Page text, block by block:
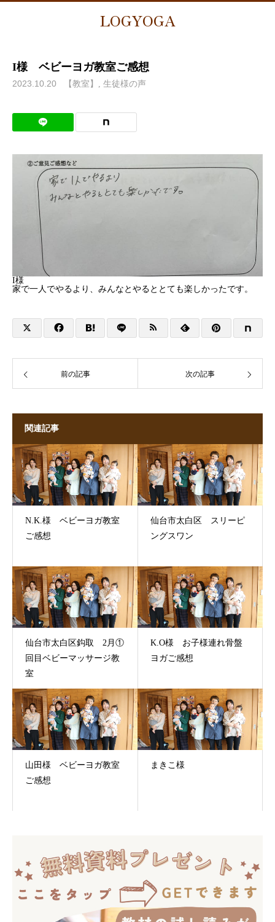
LOGYOGA
I様 ベビーヨガ教室ご感想
2023.10.20 【教室】 生徒様の声
I様
家で一人でやるより、みんなとやるととても楽しかったです。
前の記事 次の記事
関連記事
N.K.様 ベビーヨガ教室
ご感想
仙台市太白区 スリーピ
ングスワン
仙台市太白区鈎取 2月①
回目ベビーマッサージ教
室
K.O様 お子様連れ骨盤
ヨガご感想
山田様 ベビーヨガ教室
ご感想
まきこ様